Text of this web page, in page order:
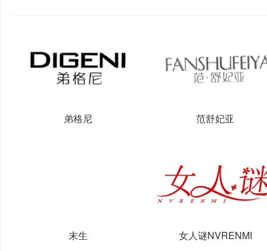
弟格尼 范舒妃亚
末生 女人谜NVRENMI